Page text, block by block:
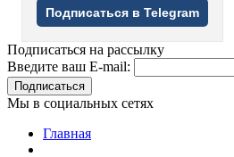
Подписаться в Telegram
Подписаться на рассылку
Введите ваш E-mail:
Подписаться
Мы в социальных сетях
Главная